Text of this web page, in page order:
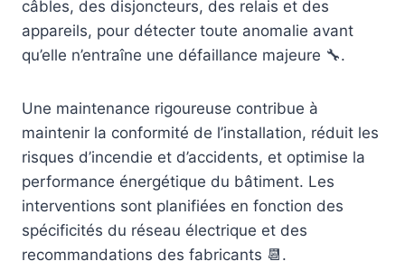
câbles, des disjoncteurs, des relais et des
appareils, pour détecter toute anomalie avant
qu’elle n’entraîne une défaillance majeure 🔧.
Une maintenance rigoureuse contribue à
maintenir la conformité de l’installation, réduit les
risques d’incendie et d’accidents, et optimise la
performance énergétique du bâtiment. Les
interventions sont planifiées en fonction des
spécificités du réseau électrique et des
recommandations des fabricants 📆.